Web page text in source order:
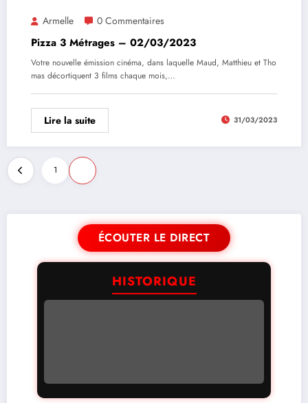
Armelle 0 Commentaires
Pizza 3 Métrages – 02/03/2023
Votre nouvelle émission cinéma, dans laquelle Maud, Matthieu et Tho
mas décortiquent 3 films chaque mois,…
Lire la suite 31/03/2023
1
ÉCOUTER LE DIRECT
HISTORIQUE